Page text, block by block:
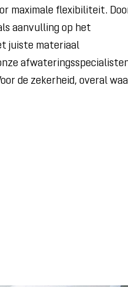
maximale flexibiliteit.
aanvulling op het
juiste materiaal
de zekerheid, overal